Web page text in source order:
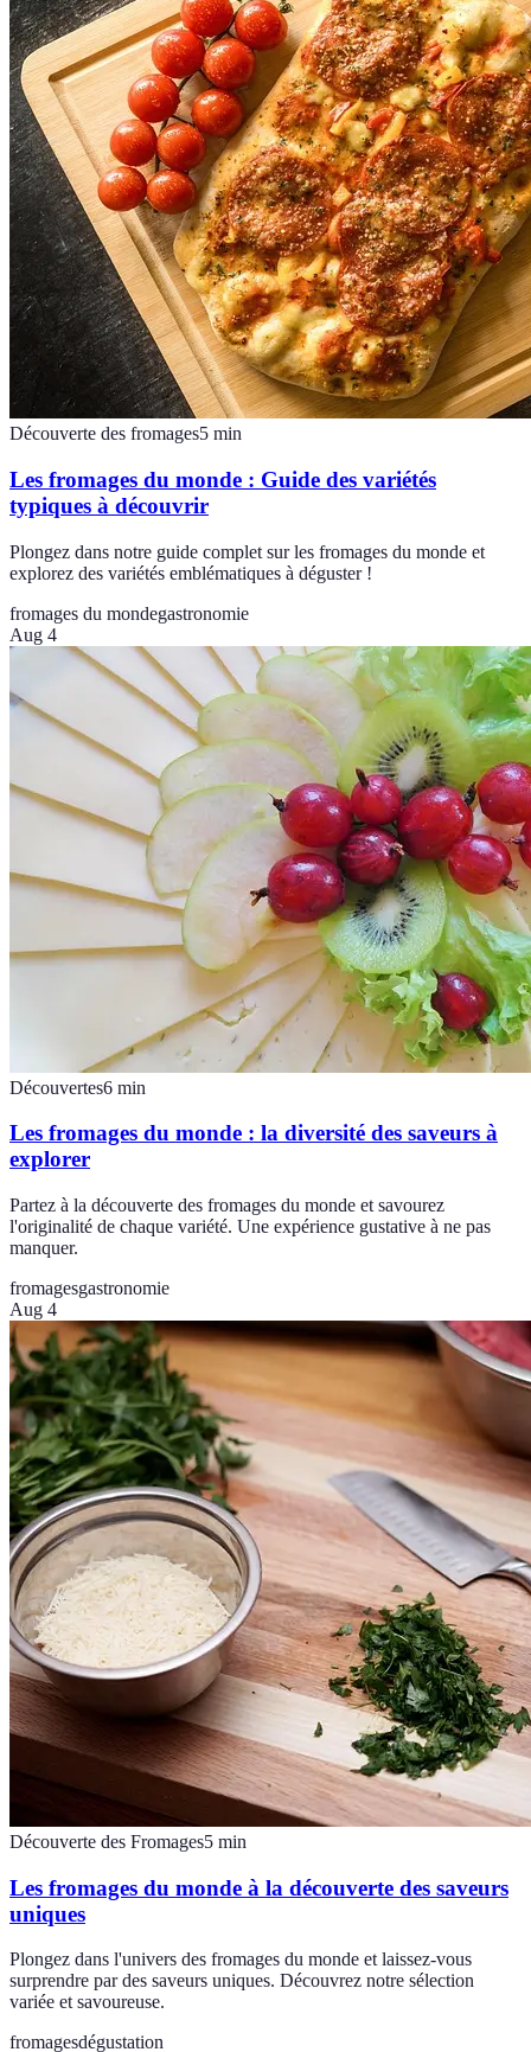
Découverte des fromages5 min
Les fromages du monde : Guide des variétés
typiques à découvrir
Plongez dans notre guide complet sur les fromages du monde et
explorez des variétés emblématiques à déguster !
fromages du mondegastronomie
Aug 4
Découvertes6 min
Les fromages du monde : la diversité des saveurs à
explorer
Partez à la découverte des fromages du monde et savourez
l'originalité de chaque variété. Une expérience gustative à ne pas
manquer.
fromagesgastronomie
Aug 4
Découverte des Fromages5 min
Les fromages du monde à la découverte des saveurs
uniques
Plongez dans l'univers des fromages du monde et laissez-vous
surprendre par des saveurs uniques. Découvrez notre sélection
variée et savoureuse.
fromagesdégustation